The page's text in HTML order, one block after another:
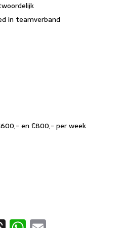
in teamverband
en €800,- per week